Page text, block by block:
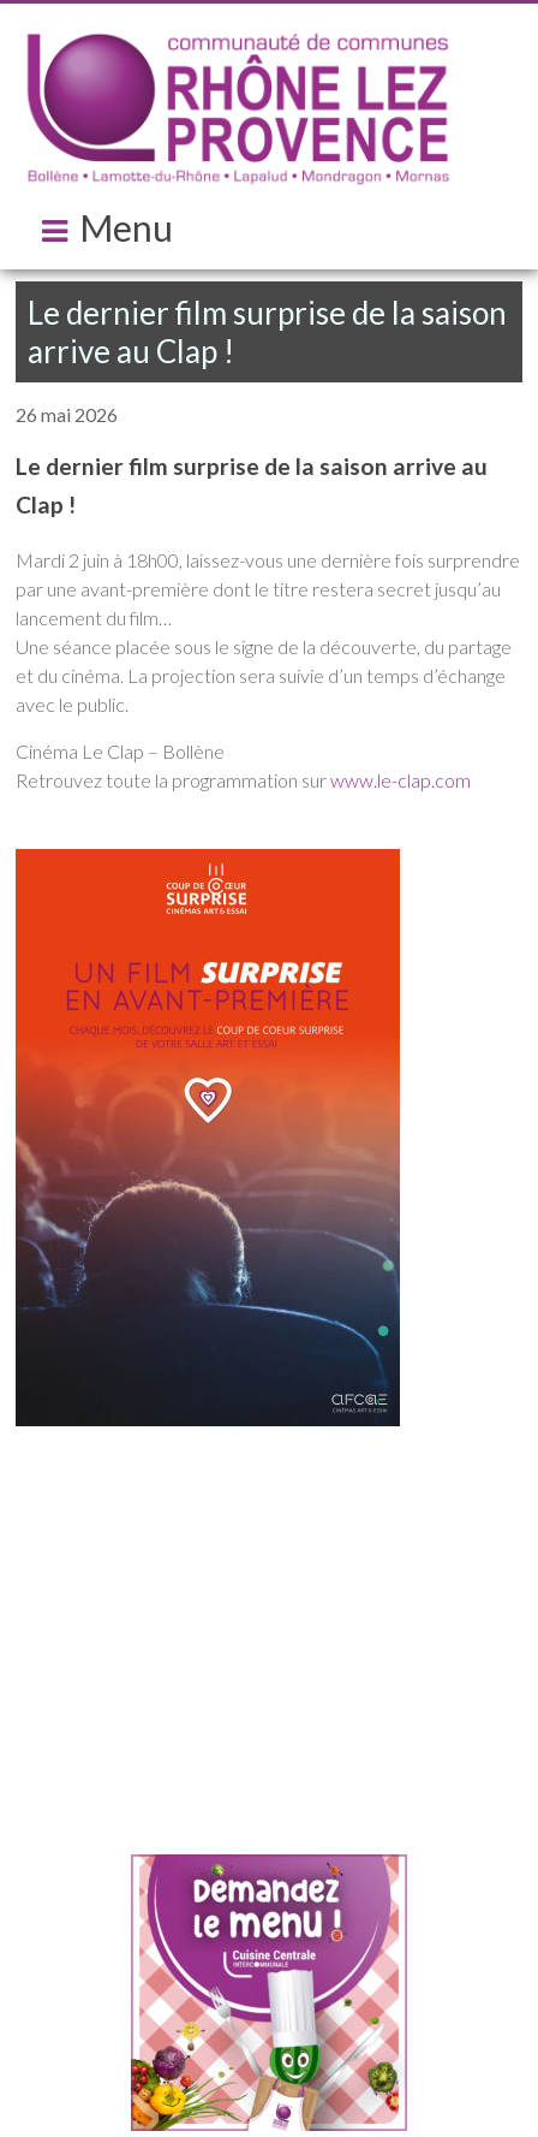
Menu
Le dernier film surprise de la saison
arrive au Clap !
26 mai 2026
Le dernier film surprise de la saison arrive au
Clap !
Mardi 2 juin à 18h00, laissez-vous une dernière fois surprendre
par une avant-première dont le titre restera secret jusqu’au
lancement du film…
Une séance placée sous le signe de la découverte, du partage
et du cinéma. La projection sera suivie d’un temps d’échange
avec le public.
Cinéma Le Clap – Bollène
Retrouvez toute la programmation surwww.le-clap.com